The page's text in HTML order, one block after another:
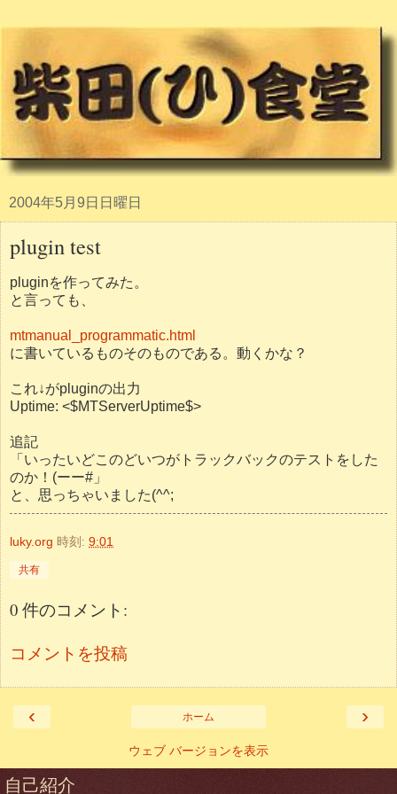
2004年5月9日日曜日
plugin test
pluginを作ってみた。
と言っても、
mtmanual_programmatic.html
に書いているものそのものである。動くかな？
これ↓がpluginの出力
Uptime: <$MTServerUptime$>
追記
「いったいどこのどいつがトラックバックのテストをした
のか！(ーー#」
と、思っちゃいました(^^;
luky.org 時刻: 9:01
共有
0 件のコメント:
コメントを投稿
‹ ›
ホーム
ウェブ バージョンを表示
自己紹介